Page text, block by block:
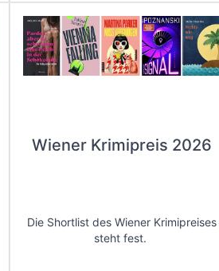
Wiener Krimipreis 2026
Die Shortlist des Wiener Krimipreises
steht fest.